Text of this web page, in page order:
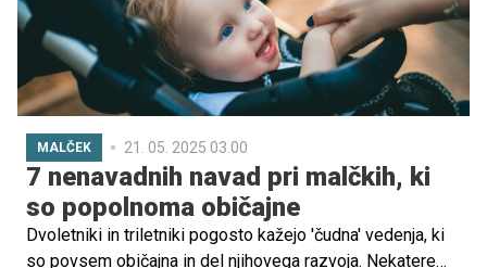
previdnostni ukrepi za preprečitev prenosa bolezni na
otroka. Več o tem v spodnjem prispevku.
MALČEK 21. 05. 2025 03.00
7 nenavadnih navad pri malčkih, ki
so popolnoma običajne
Dvoletniki in triletniki pogosto kažejo 'čudna' vedenja, ki
so povsem običajna in del njihovega razvoja. Nekatere